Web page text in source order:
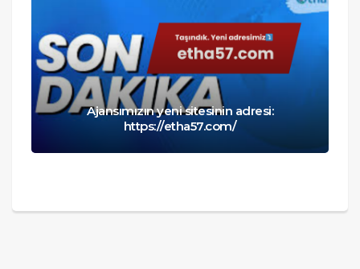
Ajansımızın yeni sitesinin adresi:
https://etha57.com/